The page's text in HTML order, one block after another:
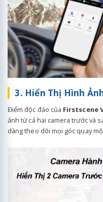
3. Hiển Thị Hình
Điểm độc đáo của Firstscene
ảnh từ cả hai camera trước và
dàng theo dõi mọi góc quay